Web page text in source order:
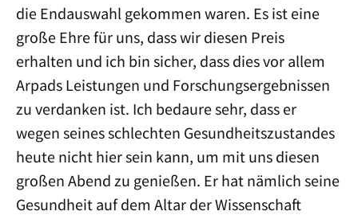
die Endauswahl gekommen waren. Es ist eine
große Ehre für uns, dass wir diesen Preis
erhalten und ich bin sicher, dass dies vor allem
Arpads Leistungen und Forschungsergebnissen
zu verdanken ist. Ich bedaure sehr, dass er
wegen seines schlechten Gesundheitszustandes
heute nicht hier sein kann, um mit uns diesen
großen Abend zu genießen. Er hat nämlich seine
Gesundheit auf dem Altar der Wissenschaft